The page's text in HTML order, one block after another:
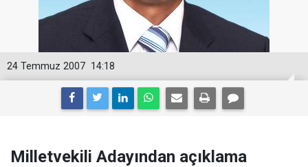
14:18
24 Temmuz 2007
Milletvekili Adayından açıklama